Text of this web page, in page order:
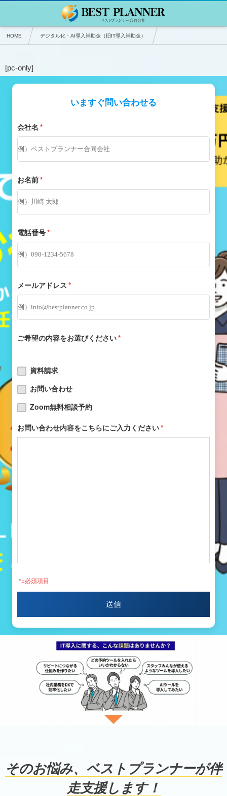
HOME デジタル化・AI導入補助金（旧IT導入補助金）
[pc-only]
いますぐ問い合わせる
会社名 *
お名前*
電話番号*
メールアドレス *
ご希望の内容をお選びください*
資料請求
お問い合わせ
Zoom無料相談予約
お問い合わせ内容をこちらにご入力ください*
*=必須項目
そのお悩み、ベストプランナーが伴
走支援します！